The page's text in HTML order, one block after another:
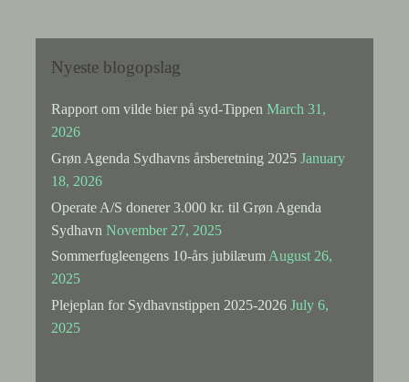
fundet
overflade-
grundvand
Sydhavnstippen
Nyeste blogopslag
Rapport om vilde bier på syd-Tippen March 31,
2026
Grøn Agenda Sydhavns årsberetning 2025 January
18, 2026
Operate A/S donerer 3.000 kr. til Grøn Agenda
Sydhavn November 27, 2025
Sommerfugleengens 10-års jubilæumAugust 26,
2025
Plejeplan for Sydhavnstippen 2025-2026 July 6,
2025